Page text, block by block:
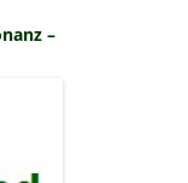
–